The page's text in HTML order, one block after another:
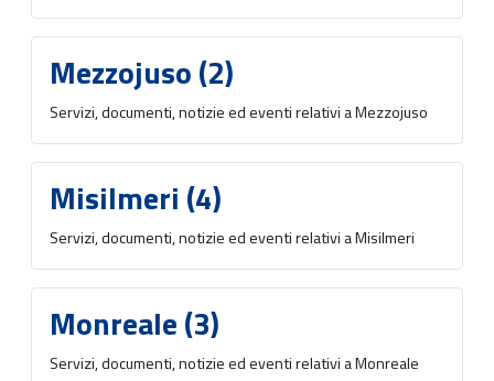
Mezzojuso (2)
Servizi, documenti, notizie ed eventi relativi a Mezzojuso
Misilmeri (4)
Servizi, documenti, notizie ed eventi relativi a Misilmeri
Monreale (3)
Servizi, documenti, notizie ed eventi relativi a Monreale